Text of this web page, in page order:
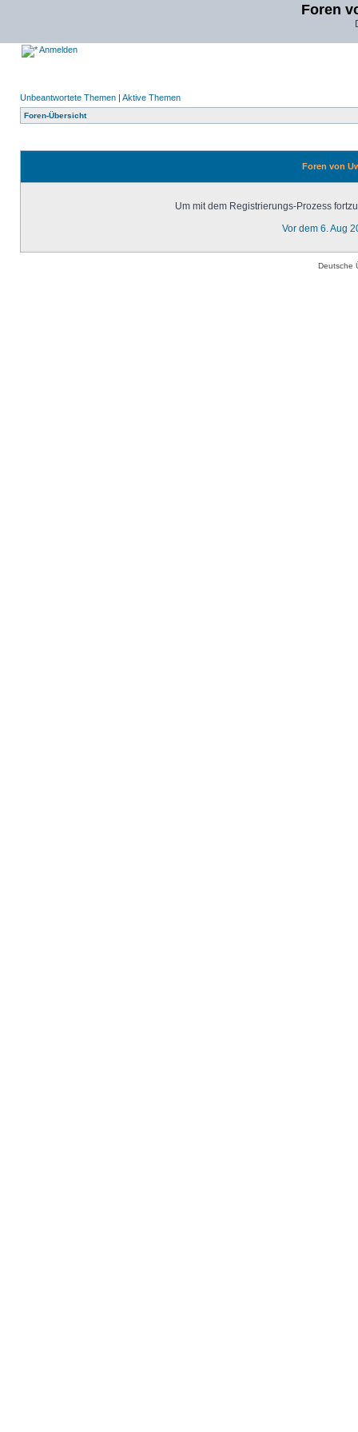
Foren
Anmelden
Unbeantwortete Themen | Aktive Themen
Foren-Übersicht
Foren von
Um mit dem Registrierungs-Prozess
Vor dem 6. Aug
Deutsche